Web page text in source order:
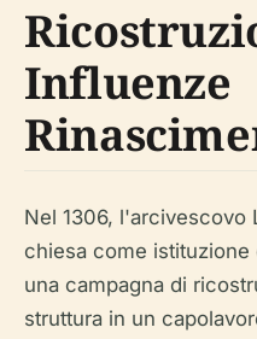
Influenze
Nel 1306, l'arcivescovo
chiesa come istituzione
una campagna di
struttura in un